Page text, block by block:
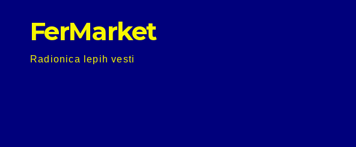
FerMarket
Radionica lepih vesti